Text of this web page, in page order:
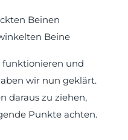
Beinen
Beine
funktionieren und
wir nun geklärt.
daraus zu ziehen,
Punkte achten.